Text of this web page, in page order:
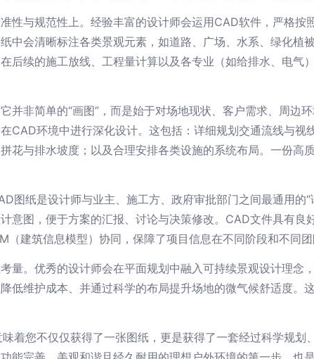
性与规范性上。经验丰富的设计师会运用CAD软件，严格按
中会清晰标注各类景观元素，如道路、广场、水系、绿化植
后续的施工放线、工程量计算以及各专业（如给排水、电气
并非简单的“画图”，而是始于对场地现状、客户需求、周边
CAD环境中进行深化设计。这包括：详细规划交通流线与视
花与排水坡度；以及合理安排各类设施的系统布局。一份高
图纸是设计师与业主、施工方、政府审批部门之间最通用的
意图，便于方案的汇报、讨论与决策修改。CAD文件具有
建筑信息模型）协同，保障了项目信息在不同阶段和不同团
量。优秀的设计师会在平面规划中融入可持续景观设计理念
低维护成本、并通过科学的布局提升场地的微气候舒适度。
着您不仅仅获得了一张图纸，更是获得了一套经过科学规划